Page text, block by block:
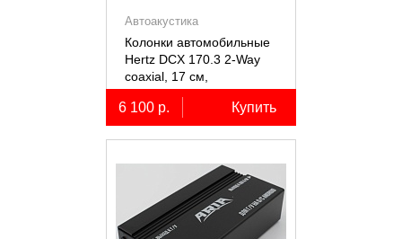
Автоакустика
Колонки автомобильные
Hertz DCX 170.3 2-Way
coaxial, 17 см,
коаксиальные
двухполосные, 2 шт.
6 100 р. Купить